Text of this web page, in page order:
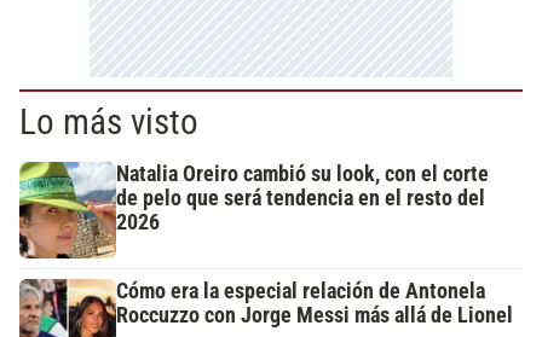
Lo más visto
Natalia Oreiro cambió su look, con el corte
de pelo que será tendencia en el resto del
2026
Cómo era la especial relación de Antonela
Roccuzzo con Jorge Messi más allá de Lionel